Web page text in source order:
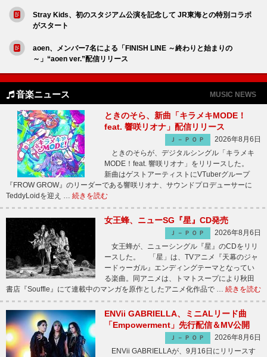
Stray Kids、初のスタジアム公演を記念して JR東海との特別コラボ
がスタート
aoen、メンバー7名による「FINISH LINE ～終わりと始まりの
～」“aoen ver.”配信リリース
音楽ニュース MUSIC NEWS
ときのそら、新曲「キラメキMODE！
feat. 響咲リオナ」配信リリース
Ｊ－ＰＯＰ
2026年8月6日
ときのそらが、デジタルシングル「キラメキ
MODE！feat. 響咲リオナ」をリリースした。
新曲はゲストアーティストにVTuberグループ
『FROW GROW』のリーダーである響咲リオナ、サウンドプロデューサーに
TeddyLoidを迎え … 続きを読む
女王蜂、ニューSG『星』CD発売
Ｊ－ＰＯＰ
2026年8月6日
女王蜂が、ニューシングル『星』のCDをリリ
ースした。 「星」は、TVアニメ『天幕のジャ
ードゥーガル』エンディングテーマとなってい
る楽曲。同アニメは、トマトスープにより秋田
書店『Souffle』にて連載中のマンガを原作としたアニメ化作品で … 続きを読む
ENVii GABRIELLA、ミニALリード曲
「Empowerment」先行配信＆MV公開
Ｊ－ＰＯＰ
2026年8月6日
ENVii GABRIELLAが、9月16日にリリースす